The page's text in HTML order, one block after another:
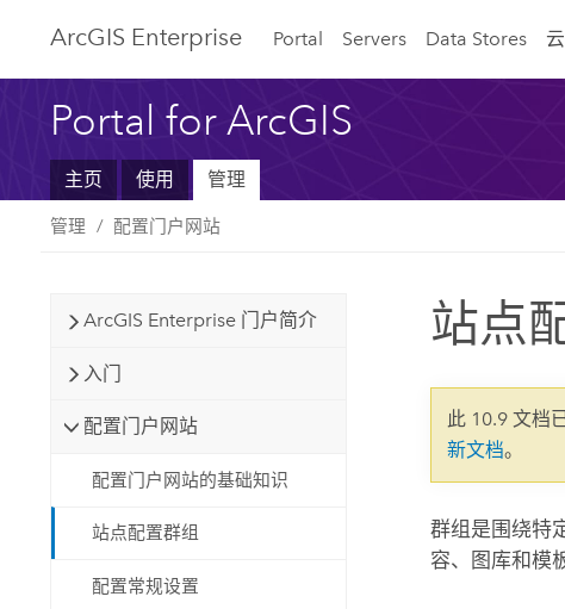
ArcGIS Enterprise Portal Servers Data Stores 云
Portal for ArcGIS
主页 使用 管理
管理 配置门户网站
ArcGIS Enterprise 门户简介
入门
配置门户网站
配置门户网站的基础知识
站点配置群组
配置常规设置
站点
此 10.9 文档
新文档。
群组是围绕特
容、图库和模